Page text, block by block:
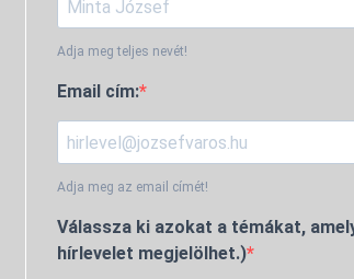
Adja meg teljes nevét!
Email cím:
Adja meg az email címét!
Válassza ki azokat a témákat,
hírlevelet megjelölhet.)